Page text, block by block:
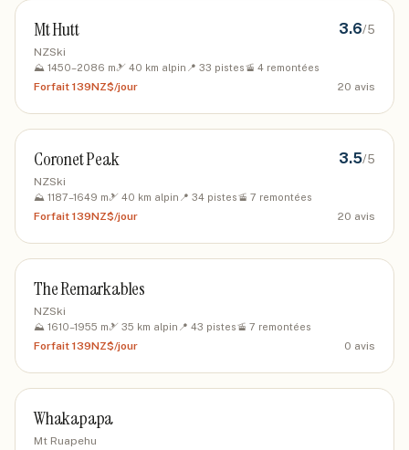
Mt Hutt
NZSki
3.6/5
⛰️ 1450–2086 m🎿 40 km alpin 📍 33 pistes🚡 4 remontées
Forfait 139NZ$/jour 20 avis
Coronet Peak
NZSki
3.5/5
⛰️ 1187–1649 m🎿 40 km alpin 📍 34 pistes🚡 7 remontées
Forfait 139NZ$/jour 20 avis
The Remarkables
NZSki
⛰️ 1610–1955 m🎿 35 km alpin 📍 43 pistes🚡 7 remontées
Forfait 139NZ$/jour 0 avis
Whakapapa
Mt Ruapehu